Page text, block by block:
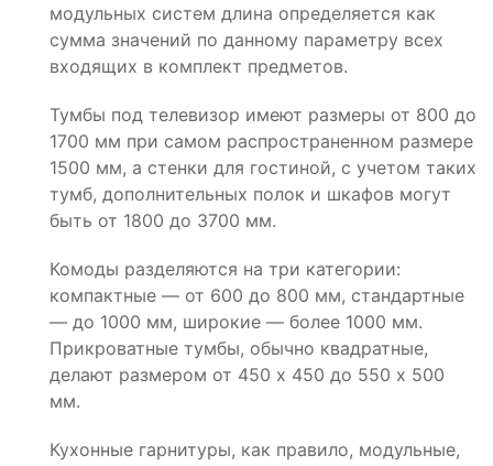
модульных систем длина определяется как
сумма значений по данному параметру всех
входящих в комплект предметов.
Тумбы под телевизор имеют размеры от 800 до
1700 мм при самом распространенном размере
1500 мм, а стенки для гостиной, с учетом таких
тумб, дополнительных полок и шкафов могут
быть от 1800 до 3700 мм.
Комоды разделяются на три категории:
компактные — от 600 до 800 мм, стандартные
— до 1000 мм, широкие — более 1000 мм.
Прикроватные тумбы, обычно квадратные,
делают размером от 450 х 450 до 550 х 500
мм.
Кухонные гарнитуры, как правило, модульные,